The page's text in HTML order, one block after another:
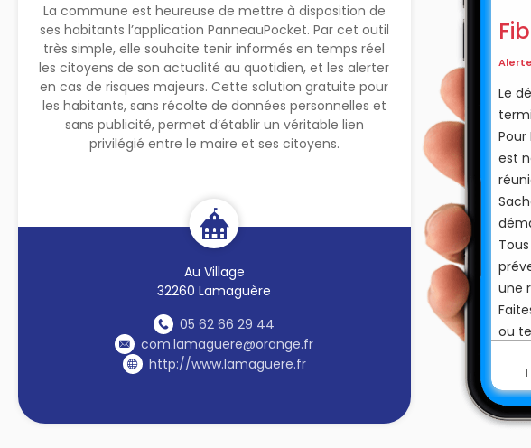
La commune est heureuse de mettre à disposition de
ses habitants l’application PanneauPocket. Par cet outil
très simple, elle souhaite tenir informés en temps réel
les citoyens de son actualité au quotidien, et les alerter
en cas de risques majeurs. Cette solution gratuite pour
les habitants, sans récolte de données personnelles et
sans publicité, permet d’établir un véritable lien
privilégié entre le maire et ses citoyens.
Au Village
32260 Lamaguère
05 62 66 29 44
com.lamaguere@orange.fr
http://www.lamaguere.fr
Le
Pour
est
une
ou